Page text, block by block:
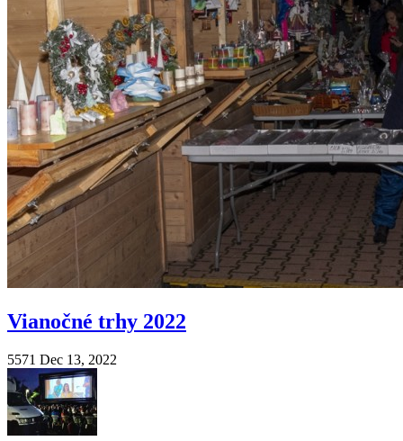
Vianočné trhy 2022
5571 Dec 13, 2022